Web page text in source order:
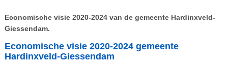
Economische visie 2020-2024 van de gemeente Hardinxveld-
Giessendam.
Economische visie 2020-2024 gemeente
Hardinxveld-Giessendam